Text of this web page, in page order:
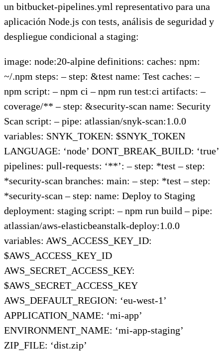
un bitbucket-pipelines.yml representativo para una
aplicación Node.js con tests, análisis de seguridad y
despliegue condicional a staging:
image: node:20-alpine definitions: caches: npm:
~/.npm steps: – step: &test name: Test caches: –
npm script: – npm ci – npm run test:ci artifacts: –
coverage/** – step: &security-scan name: Security
Scan script: – pipe: atlassian/snyk-scan:1.0.0
variables: SNYK_TOKEN: $SNYK_TOKEN
LANGUAGE: ‘node’ DONT_BREAK_BUILD: ‘true’
pipelines: pull-requests: ‘**’: – step: *test – step:
*security-scan branches: main: – step: *test – step:
*security-scan – step: name: Deploy to Staging
deployment: staging script: – npm run build – pipe:
atlassian/aws-elasticbeanstalk-deploy:1.0.0
variables: AWS_ACCESS_KEY_ID:
$AWS_ACCESS_KEY_ID
AWS_SECRET_ACCESS_KEY:
$AWS_SECRET_ACCESS_KEY
AWS_DEFAULT_REGION: ‘eu-west-1’
APPLICATION_NAME: ‘mi-app’
ENVIRONMENT_NAME: ‘mi-app-staging’
ZIP_FILE: ‘dist.zip’